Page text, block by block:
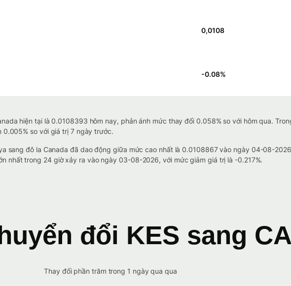
0,0108
-0.08%
hiện tại là 0.0108393 hôm nay, phản ánh mức thay đổi 0.058% so với hôm qua.
0.005% so với giá trị 7 ngày trước.
sang đô la Canada đã dao động giữa mức cao nhất là 0.0108867 vào ngày 04-08-
nhất trong 24 giờ xảy ra vào ngày 03-08-2026, với mức giảm giá trị là -0.217%.
đổi KES sang
Thay đổi phần trăm trong 1 ngày qua qua